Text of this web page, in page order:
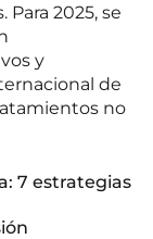
2025, se
y
de
no
7 estrategias